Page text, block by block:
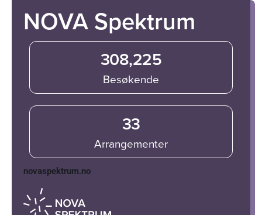
NOVA Spektrum
Besøkende
308,225
Arrangementer
33
novaspektrum.no